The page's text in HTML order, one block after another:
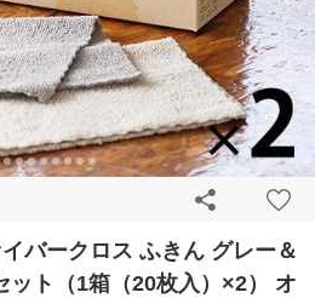
バークロス ふきん グレー＆
ト（1箱（20枚入）×2） オ